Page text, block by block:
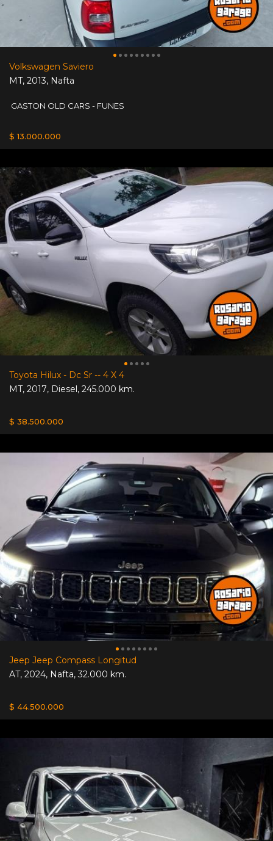
Volkswagen Saviero
MT, 2013, Nafta
GASTON OLD CARS - FUNES
$ 13.000.000
Toyota Hilux - Dc Sr -- 4 X 4
MT, 2017, Diesel , 245.000 km.
$ 38.500.000
Jeep Jeep Compass Longitud
AT, 2024, Nafta,32.000 km.
$ 44.500.000